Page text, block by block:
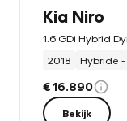
Kia Niro
1.6 GDi Hybrid
2018
Hybride -
€ 16.890
Bekijk